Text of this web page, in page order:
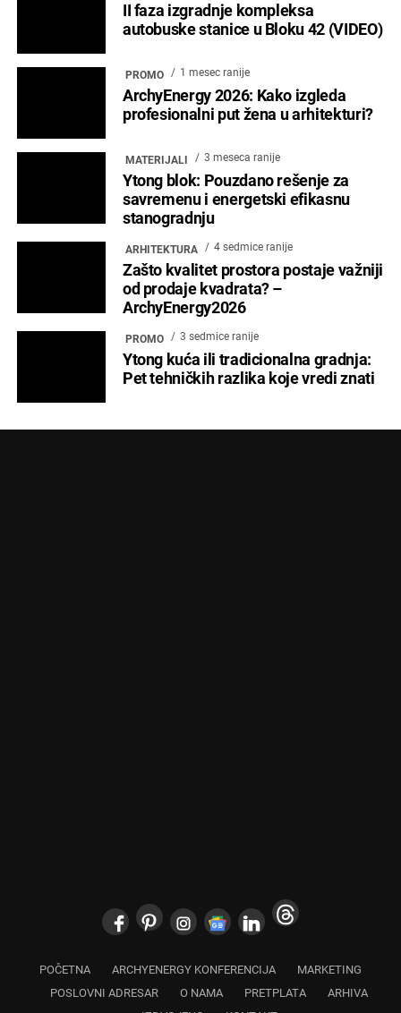
II faza izgradnje kompleksa
autobuske stanice u Bloku 42 (VIDEO)
PROMO 1 mesec ranije
ArchyEnergy 2026: Kako izgleda
profesionalni put žena u arhitekturi?
MATERIJALI 3 meseca ranije
Ytong blok: Pouzdano rešenje za
savremenu i energetski efikasnu
stanogradnju
ARHITEKTURA 4 sedmice ranije
Zašto kvalitet prostora postaje važniji
od prodaje kvadrata? –
ArchyEnergy2026
PROMO 3 sedmice ranije
Ytong kuća ili tradicionalna gradnja:
Pet tehničkih razlika koje vredi znati
POSLOVNI ADRESAR
O NAMA PRETPLATA
IZDVOJENO
KONTAKT